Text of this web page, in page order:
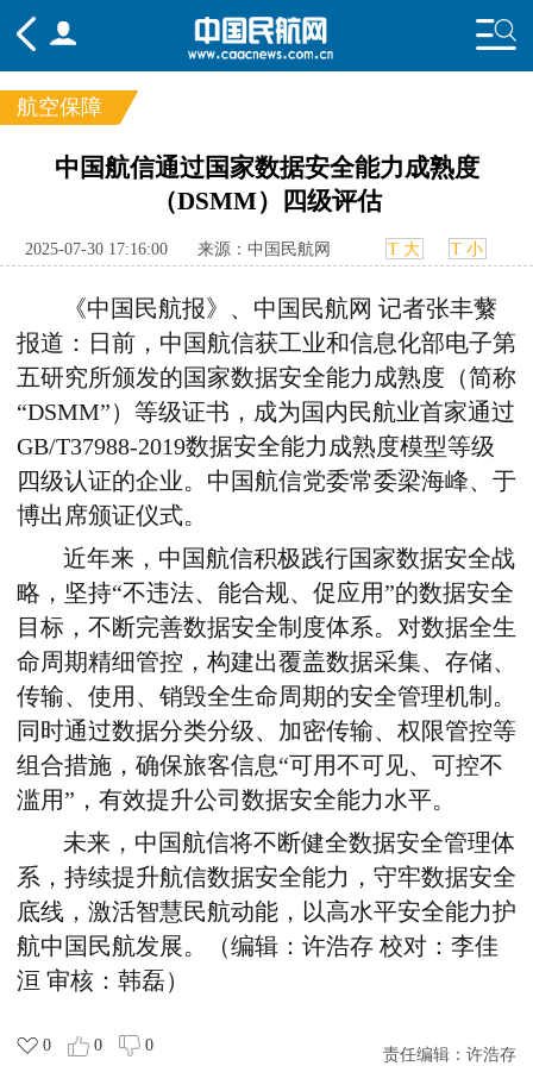
频道
要闻 国内 国际
航图 智库 专题 舆情
航空保障
中国航信通过国家数据安全能力成熟度
（DSMM）四级评估
2025-07-30 17:16:00 来源：中国民航网 T 大 T 小
《中国民航报》、中国民航网 记者张丰蘩
报道：日前，中国航信获工业和信息化部电子第
五研究所颁发的国家数据安全能力成熟度（简称
“DSMM”）等级证书，成为国内民航业首家通过
GB/T37988-2019数据安全能力成熟度模型等级
四级认证的企业。中国航信党委常委梁海峰、于
博出席颁证仪式。
近年来，中国航信积极践行国家数据安全战
略 ，坚持“不违法、能合规、促应用”的数据安全
目标，不断完善数据安全制度体系。对数据全生
命周期精细管控，构建出覆盖数据采集、存储、
传输、使用、销毁全生命周期的安全管理机制。
同时通过数据分类分级、加密传输、权限管控等
组合措施，确保旅客信息“可用不可见、可控不
滥用”，有效提升公司数据安全能力水平。
未来，中国航信将不断健全数据安全管理体
系，持续提升航信数据安全能力，守牢数据安全
底线，激活智慧民航动能，以高水平安全能力护
航中国民航发展。（编辑：许浩存 校对：李佳
洹 审核：韩磊）
0 0 0
责任编辑： 许浩存